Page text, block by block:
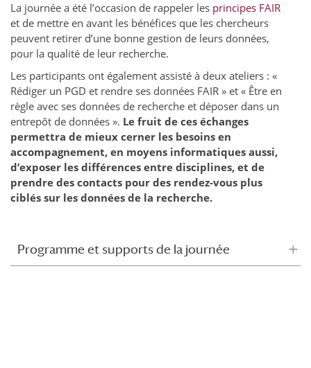
La journée a été l’occasion de rappeler les principes FAIR
et de mettre en avant les bénéfices que les chercheurs
peuvent retirer d’une bonne gestion de leurs données,
pour la qualité de leur recherche.
Les participants ont également assisté à deux ateliers : «
Rédiger un PGD et rendre ses données FAIR » et « Être en
règle avec ses données de recherche et déposer dans un
entrepôt de données ». Le fruit de ces échanges
permettra de mieux cerner les besoins en
accompagnement, en moyens informatiques aussi,
d’exposer les différences entre disciplines, et de
prendre des contacts pour des rendez-vous plus
ciblés sur les données de la recherche.
Programme et supports de la journée